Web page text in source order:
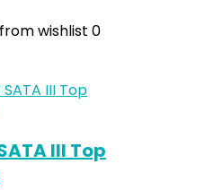
wishlist 0
III Top